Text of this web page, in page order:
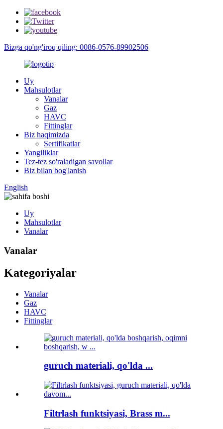
Bizga qo'ng'iroq qiling: 0086-0576-89902506
Uy
Mahsulotlar
Vanalar
Gaz
HAVC
Fittinglar
Biz haqimizda
Sertifikatlar
Yangiliklar
Tez-tez so'raladigan savollar
Biz bilan bog'lanish
English
Uy
Mahsulotlar
Vanalar
Vanalar
Kategoriyalar
Vanalar
Gaz
HAVC
Fittinglar
guruch materiali, qo'lda ...
Filtrlash funktsiyasi, Brass m...